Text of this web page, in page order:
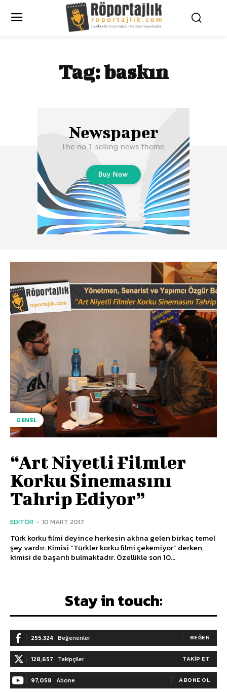
Tag:baskın
GENEL
“Art Niyetli Filmler
Korku Sinemasını
Tahrip Ediyor”
EDITÖR - 10 MART 2017
Türk korku filmi deyince herkesin aklına gelen birkaç temel
şey vardır. Kimisi “Türkler korku filmi çekemiyor” derken,
kimisi de başarılı bulmaktadır. Özellikle son 10...
Stay in touch:
255,324 Beğenenler BEĞEN
128,657 Takipçiler TAKIP ET
97,058 Abone ABONE OL